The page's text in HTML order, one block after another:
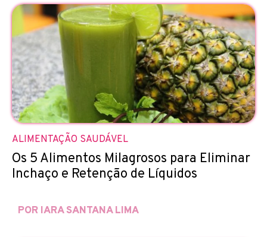
ALIMENTAÇÃO SAUDÁVEL
Os 5 Alimentos Milagrosos para Eliminar
Inchaço e Retenção de Líquidos
POR IARA SANTANA LIMA